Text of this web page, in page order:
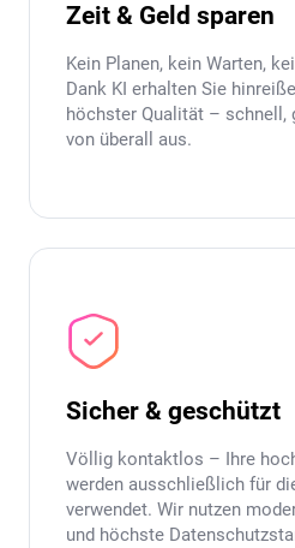
Zeit & Geld sparen
Kein Planen, kein Warten,
Dank KI erhalten Sie
höchster Qualität – schnell,
von überall aus.
Sicher & geschützt
Völlig kontaktlos – Ihre
werden ausschließlich für
verwendet. Wir nutzen
und höchste